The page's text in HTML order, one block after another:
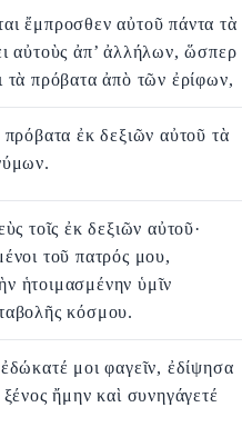
ἔμπροσθεν αὐτοῦ πάντα τὰ
αὐτοὺς ἀπ’ ἀλλήλων, ὥσπερ
τὰ πρόβατα ἀπὸ τῶν ἐρίφων,
πρόβατα ἐκ δεξιῶν αὐτοῦ τὰ
τοῖς ἐκ δεξιῶν αὐτοῦ·
τοῦ πατρός μου,
ἡτοιμασμένην ὑμῖν
κόσμου.
μοι φαγεῖν, ἐδίψησα
ἤμην καὶ συνηγάγετέ